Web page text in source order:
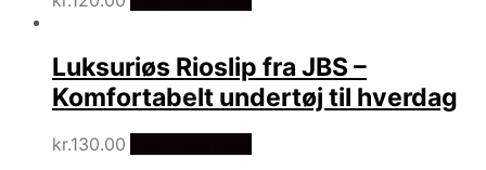
Luksuriøs Rioslip fra JBS –
Komfortabelt undertøj til hverdag
kr.130.00